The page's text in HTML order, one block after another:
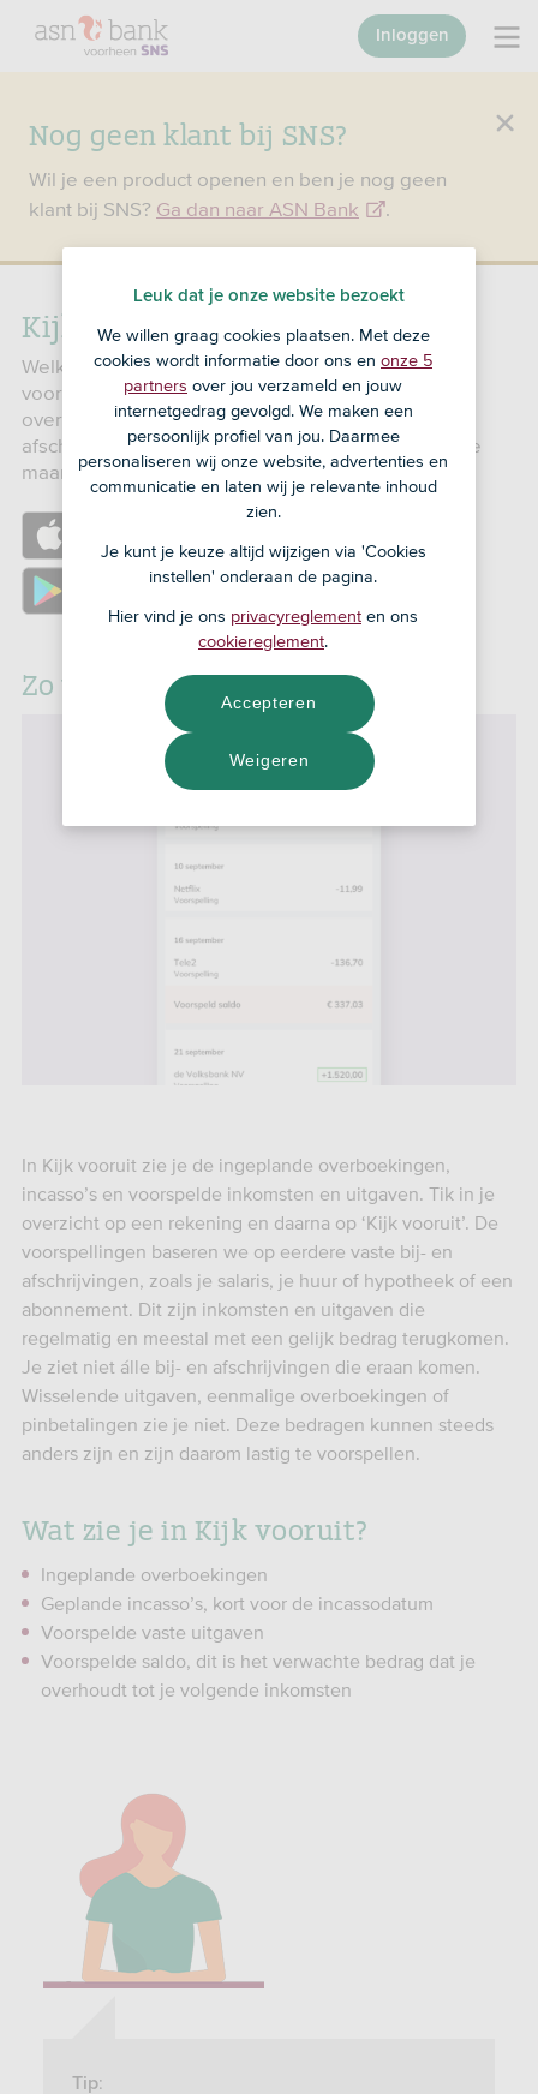
Nog geen klant bij SNS?
Wil je een product openen en ben je nog geen
klant bij SNS? Ga dan naar ASN Bank .
Inloggen
Kijk vooruit op je rekening
Welke inkomsten en uitgaven komen eraan? In Kijk
vooruit in de nieuwe SNS App zie je de ingeplande
overboekingen, incasso’s en voorspelde bij- en
afschrijvingen. Zo weet je beter wat je de komende
maand kunt verwachten en hoeveel je overhoudt.
https://apps.apple.com/nl/app/sns/id1585670233
https://play.google.com/store/apps/details?
id=nl.devolksbank.sns.bankieren
Zo werkt Kijk vooruit
In Kijk vooruit zie je de ingeplande overboekingen,
incasso’s en voorspelde inkomsten en uitgaven. Tik in je
overzicht op een rekening en daarna op ‘Kijk vooruit’. De
voorspellingen baseren we op eerdere vaste bij- en
afschrijvingen, zoals je salaris, je huur of hypotheek of een
abonnement. Dit zijn inkomsten en uitgaven die
regelmatig en meestal met een gelijk bedrag terugkomen.
Je ziet niet álle bij- en afschrijvingen die eraan komen.
Wisselende uitgaven, eenmalige overboekingen of
pinbetalingen zie je niet. Deze bedragen kunnen steeds
anders zijn en zijn daarom lastig te voorspellen.
Wat zie je in Kijk vooruit?
Ingeplande overboekingen
Geplande incasso’s, kort voor de incassodatum
Voorspelde vaste uitgaven
Voorspelde saldo, dit is het verwachte bedrag dat je
overhoudt tot je volgende inkomsten
Tip:
Leuk dat je onze website bezoekt
We willen graag cookies plaatsen. Met deze
cookies wordt informatie door ons en onze 5
partners over jou verzameld en jouw
internetgedrag gevolgd. We maken een
persoonlijk profiel van jou. Daarmee
personaliseren wij onze website, advertenties en
communicatie en laten wij je relevante inhoud
zien.
Je kunt je keuze altijd wijzigen via 'Cookies
instellen' onderaan de pagina.
Hier vind je ons privacyreglement en ons
cookiereglement.
Weigeren
Accepteren